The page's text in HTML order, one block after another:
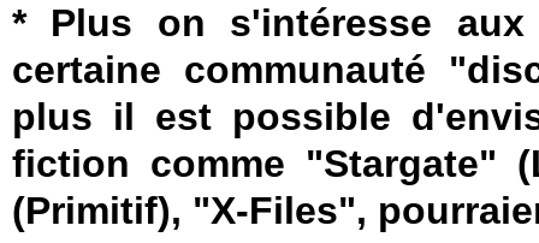
* Plus on s'intéresse aux
certaine communauté
plus il est possible
fiction comme "Stargate"
(Primitif), "X-Files",